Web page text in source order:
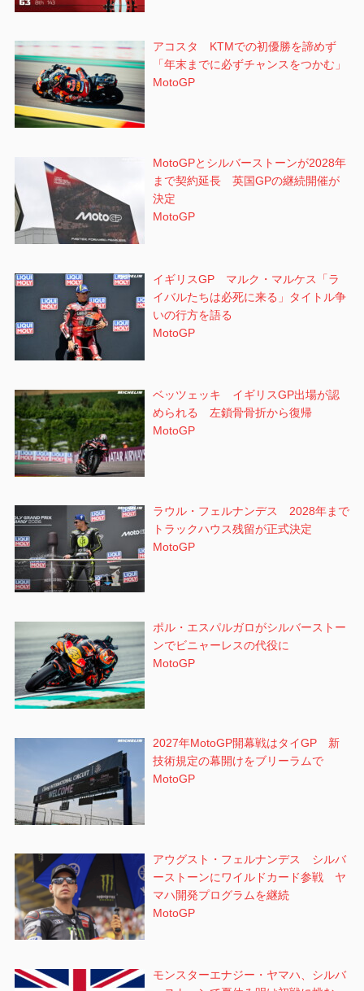
アコスタ KTMでの初優勝を諦めず
「年末までに必ずチャンスをつかむ」
MotoGP
MotoGPとシルバーストーンが2028年
まで契約延長 英国GPの継続開催が
決定
MotoGP
イギリスGP マルク・マルケス「ラ
イバルたちは必死に来る」タイトル争
いの行方を語る
MotoGP
ベッツェッキ イギリスGP出場が認
められる 左鎖骨骨折から復帰
MotoGP
ラウル・フェルナンデス 2028年まで
トラックハウス残留が正式決定
MotoGP
ポル・エスパルガロがシルバーストー
ンでビニャーレスの代役に
MotoGP
2027年MotoGP開幕戦はタイGP 新
技術規定の幕開けをブリーラムで
MotoGP
アウグスト・フェルナンデス シルバ
ーストーンにワイルドカード参戦 ヤ
マハ開発プログラムを継続
MotoGP
モンスターエナジー・ヤマハ、シルバ